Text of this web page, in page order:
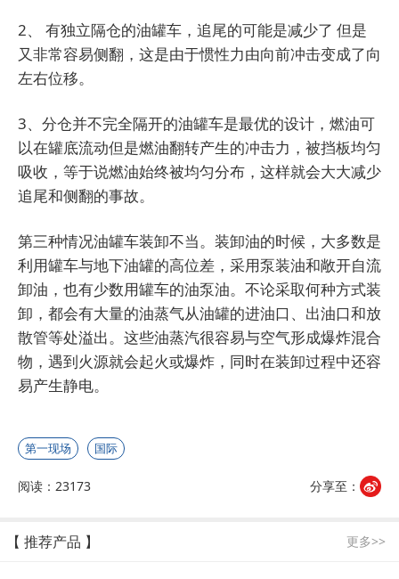
2、 有独立隔仓的油罐车，追尾的可能是减少了 但是
又非常容易侧翻，这是由于惯性力由向前冲击变成了向
左右位移。
3、分仓并不完全隔开的油罐车是最优的设计，燃油可
以在罐底流动但是燃油翻转产生的冲击力，被挡板均匀
吸收，等于说燃油始终被均匀分布，这样就会大大减少
追尾和侧翻的事故。
第三种情况油罐车装卸不当。装卸油的时候，大多数是
利用罐车与地下油罐的高位差，采用泵装油和敞开自流
卸油，也有少数用罐车的油泵油。不论采取何种方式装
卸，都会有大量的油蒸气从油罐的进油口、出油口和放
散管等处溢出。这些油蒸汽很容易与空气形成爆炸混合
物，遇到火源就会起火或爆炸，同时在装卸过程中还容
易产生静电。
第一现场 国际
阅读：23173 分享至：
【 推荐产品 】 更多>>